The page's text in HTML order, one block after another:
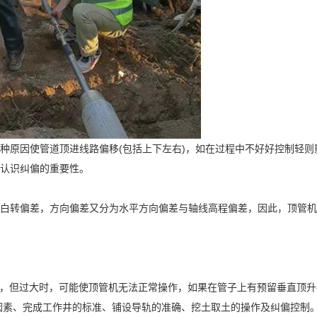
原因使管道顶进线路偏移(包括上下左右)，如在过程中不好好控制轻
认识纠偏的重要性。
偏差，方向偏差又分为水平方向偏差与轴线高程偏差，因此，顶管
过大时，可能使顶管机无法正常操作，如果在管子上有预留垂直顶
、完成工作井的标准、铺设导轨的准确、挖土取土的操作及纠偏控制